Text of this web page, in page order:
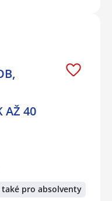
AŽ 40
také pro absolventy